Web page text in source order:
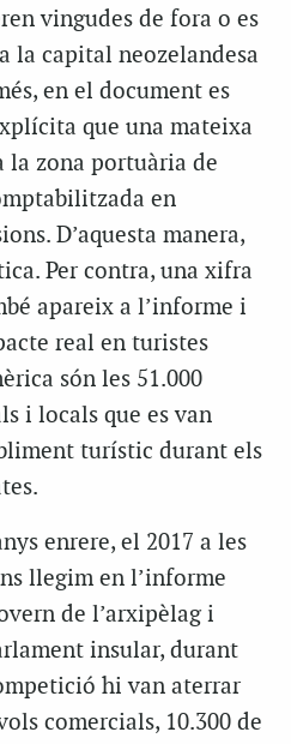
vingudes de fora o es
la capital neozelandesa
en el document es
que una mateixa
la zona portuària de
en
D’aquesta manera,
Per contra, una xifra
apareix a l’informe i
real en turistes
són les 51.000
i locals que es van
turístic durant els
enrere, el 2017 a les
llegim en l’informe
de l’arxipèlag i
insular, durant
hi van aterrar
comercials, 10.300 de